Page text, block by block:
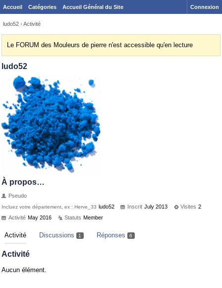
Accueil Catégories Accueil Général du Site Connexion
ludo52 › Activité
Le FORUM des Mouleurs de pierre n'est accessible qu'en lecture
ludo52
À propos…
Pseudo
Incluez votre département, ex : Herve_33 ludo52 Inscrit July 2013 Visites 2
Activité May 2016 Statuts Member
Activité Discussions 1 Réponses 6
Activité
Aucun élément.